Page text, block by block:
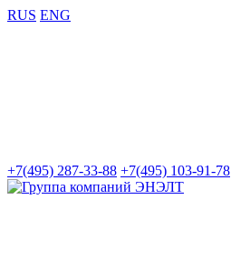
RUS ENG
+7(495) 287-33-88 +7(495) 103-91-78